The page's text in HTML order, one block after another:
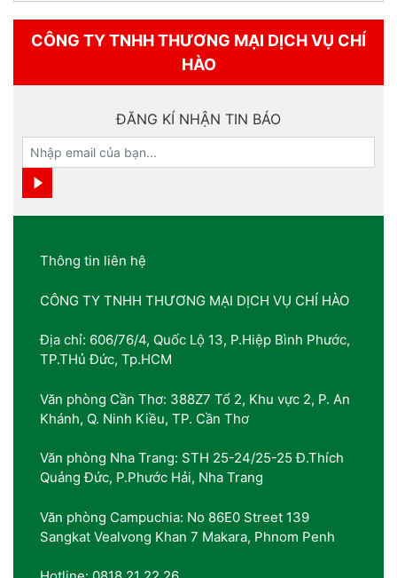
CÔNG TY TNHH THƯƠNG MẠI DỊCH VỤ CHÍ
HÀO
ĐĂNG KÍ NHẬN TIN BÁO
Thông tin liên hệ
CÔNG TY TNHH THƯƠNG MẠI DỊCH VỤ CHÍ HÀO
Địa chỉ: 606/76/4, Quốc Lộ 13, P.Hiệp Bình Phước,
TP.THủ Đức, Tp.HCM
Văn phòng Cần Thơ: 388Z7 Tổ 2, Khu vực 2, P. An
Khánh, Q. Ninh Kiều, TP. Cần Thơ
Văn phòng Nha Trang: STH 25-24/25-25 Đ.Thích
Quảng Đức, P.Phước Hải, Nha Trang
Văn phòng Campuchia: No 86E0 Street 139
Sangkat Vealvong Khan 7 Makara, Phnom Penh